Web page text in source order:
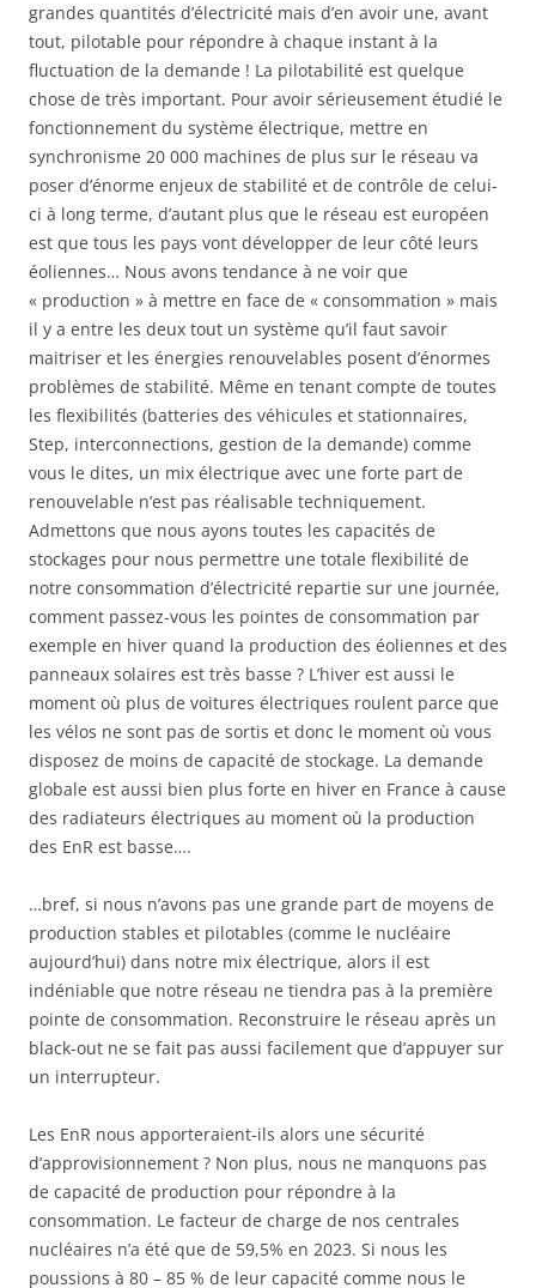
grandes quantités d’électricité mais d’en avoir une, avant
tout, pilotable pour répondre à chaque instant à la
fluctuation de la demande ! La pilotabilité est quelque
chose de très important. Pour avoir sérieusement étudié le
fonctionnement du système électrique, mettre en
synchronisme 20 000 machines de plus sur le réseau va
poser d’énorme enjeux de stabilité et de contrôle de celui-
ci à long terme, d’autant plus que le réseau est européen
est que tous les pays vont développer de leur côté leurs
éoliennes… Nous avons tendance à ne voir que
« production » à mettre en face de « consommation » mais
il y a entre les deux tout un système qu’il faut savoir
maitriser et les énergies renouvelables posent d’énormes
problèmes de stabilité. Même en tenant compte de toutes
les flexibilités (batteries des véhicules et stationnaires,
Step, interconnections, gestion de la demande) comme
vous le dites, un mix électrique avec une forte part de
renouvelable n’est pas réalisable techniquement.
Admettons que nous ayons toutes les capacités de
stockages pour nous permettre une totale flexibilité de
notre consommation d’électricité repartie sur une journée,
comment passez-vous les pointes de consommation par
exemple en hiver quand la production des éoliennes et des
panneaux solaires est très basse ? L’hiver est aussi le
moment où plus de voitures électriques roulent parce que
les vélos ne sont pas de sortis et donc le moment où vous
disposez de moins de capacité de stockage. La demande
globale est aussi bien plus forte en hiver en France à cause
des radiateurs électriques au moment où la production
des EnR est basse….
…bref, si nous n’avons pas une grande part de moyens de
production stables et pilotables (comme le nucléaire
aujourd’hui) dans notre mix électrique, alors il est
indéniable que notre réseau ne tiendra pas à la première
pointe de consommation. Reconstruire le réseau après un
black-out ne se fait pas aussi facilement que d’appuyer sur
un interrupteur.
Les EnR nous apporteraient-ils alors une sécurité
d’approvisionnement ? Non plus, nous ne manquons pas
de capacité de production pour répondre à la
consommation. Le facteur de charge de nos centrales
nucléaires n’a été que de 59,5% en 2023. Si nous les
poussions à 80 – 85 % de leur capacité comme nous le